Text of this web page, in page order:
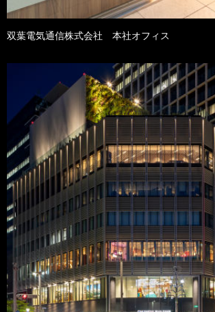
双葉電気通信株式会社 本社オフィス